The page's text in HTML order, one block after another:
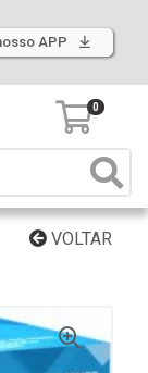
APP
0
VOLTAR